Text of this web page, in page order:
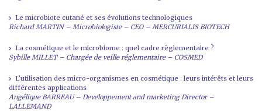
Le microbiote cutané et ses évolutions technologiques
Richard MARTIN – Microbiologiste – CEO – MERCURIALIS BIOTECH
La cosmétique et le microbiome : quel cadre règlementaire ?
Sybille MILLET – Chargée de veille réglementaire – COSMED
L’utilisation des micro-organismes en cosmétique : leurs intérêts et leurs
différentes applications
Angélique BARREAU – Developpement and marketing Director –
LALLEMAND